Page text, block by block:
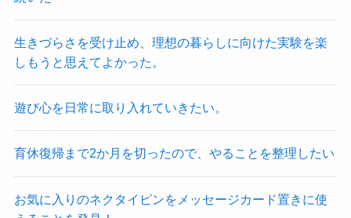
生きづらさを受け止め、理想の暮らしに向けた実験を楽
しもうと思えてよかった。
遊び心を日常に取り入れていきたい。
育休復帰まで2か月を切ったので、やることを整理したい
お気に入りのネクタイピンをメッセージカード置きに使